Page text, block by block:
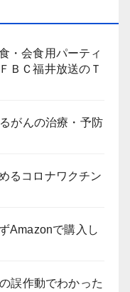
・会食用パーティ
ＢＣ福井放送のＴ
がんの治療・予防
るコロナワクチン
Amazonで購入し
誤作動でわかった